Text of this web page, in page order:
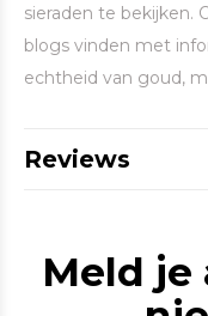
sieraden te bekijken.
blogs vinden met
echtheid van goud,
Reviews
Meld je